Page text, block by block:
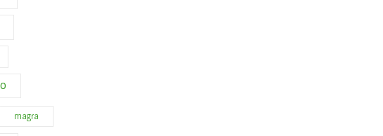
magra